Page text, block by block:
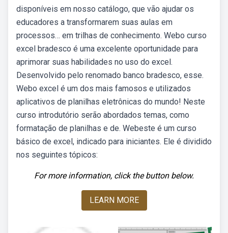
disponíveis em nosso catálogo, que vão ajudar os
educadores a transformarem suas aulas em
processos… em trilhas de conhecimento. Webo curso
excel bradesco é uma excelente oportunidade para
aprimorar suas habilidades no uso do excel.
Desenvolvido pelo renomado banco bradesco, esse.
Webo excel é um dos mais famosos e utilizados
aplicativos de planilhas eletrônicas do mundo! Neste
curso introdutório serão abordados temas, como
formatação de planilhas e de. Webeste é um curso
básico de excel, indicado para iniciantes. Ele é dividido
nos seguintes tópicos:
For more information, click the button below.
LEARN MORE